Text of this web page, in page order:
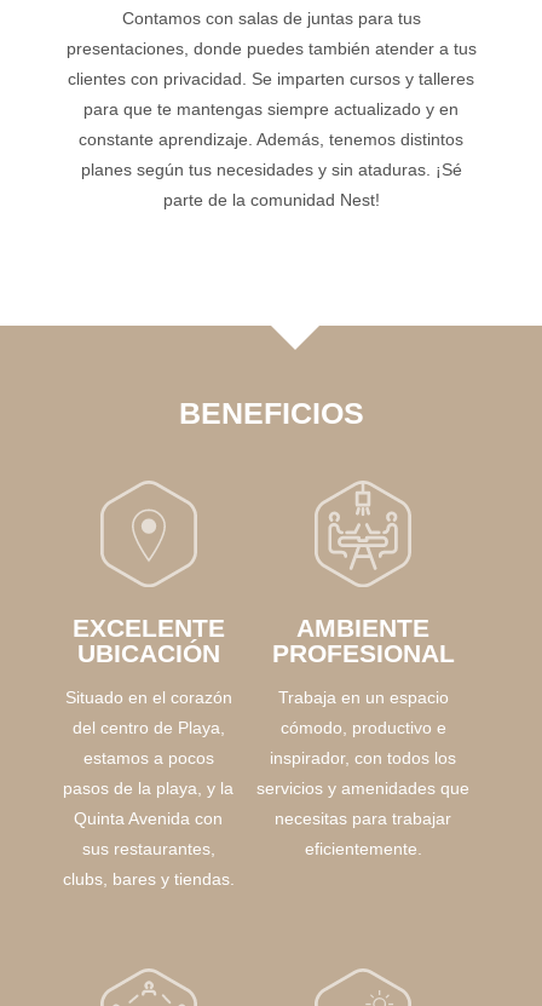
Contamos con salas de juntas para tus
presentaciones, donde puedes también atender a tus
clientes con privacidad. Se imparten cursos y talleres
para que te mantengas siempre actualizado y en
constante aprendizaje. Además, tenemos distintos
planes según tus necesidades y sin ataduras. ¡Sé
parte de la comunidad Nest!
BENEFICIOS
EXCELENTE
UBICACIÓN
Situado en el corazón
del centro de Playa,
estamos a pocos
pasos de la playa, y la
Quinta Avenida con
sus restaurantes,
clubs, bares y tiendas.
AMBIENTE
PROFESIONAL
Trabaja en un espacio
cómodo, productivo e
inspirador, con todos los
servicios y amenidades que
necesitas para trabajar
eficientemente.